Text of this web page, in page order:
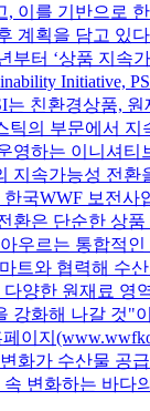
, 이를 기반으로
계획을 담고 있
부터 ‘상품 지속
Initiative,
는 친환경상품, 원
틱의 부문에서 지
영하는 이니셔티
지속가능성 전환
국WWF 보전사
환은 단순한 상
우르는 통합적
트와 협력해 수
다양한 원재료 영
강화해 나갈 것"
이지
화가 수산물 공
변화하는 바다